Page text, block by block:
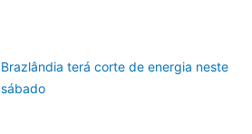
Brazlândia terá corte de energia neste
sábado